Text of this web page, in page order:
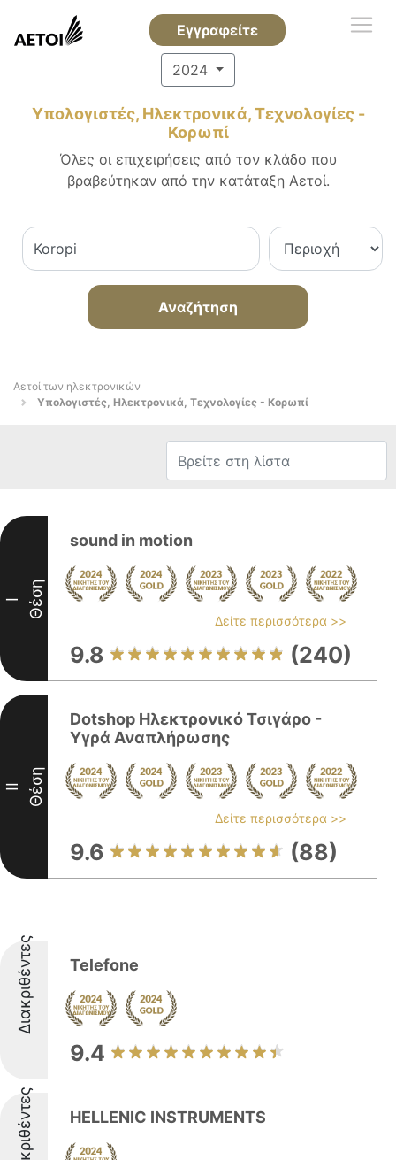
Εγγραφείτε
2024
Υπολογιστές, Ηλεκτρονικά, Τεχνολογίες -
Κορωπί
Όλες οι επιχειρήσεις από τον κλάδο που
βραβεύτηκαν από την κατάταξη Αετοί.
Αναζήτηση
Αετοί των ηλεκτρονικών
Υπολογιστές, Ηλεκτρονικά, Τεχνολογίες - Κορωπί
I Θέση
sound in motion
Δείτε περισσότερα >>
9.8 (240)
II Θέση
Dotshop Ηλεκτρονικό Τσιγάρο -
Υγρά Αναπλήρωσης
Δείτε περισσότερα >>
9.6 (88)
Διακριθέντες Telefone
9.4
Διακριθέντες HELLENIC INSTRUMENTS